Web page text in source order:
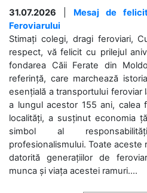
31.07.2026
Mesaj de
Feroviarului
Stimați colegi, dragi feroviari,
respect, vă felicit cu prilejul
fondarea Căii Ferate din
referință, care marchează
esențială a transportului feroviar
a lungul acestor 155 ani, calea
localități, a susținut economia
simbol al
profesionalismului. Toate aceste
datorită generațiilor de
munca și viața acestei ramuri....